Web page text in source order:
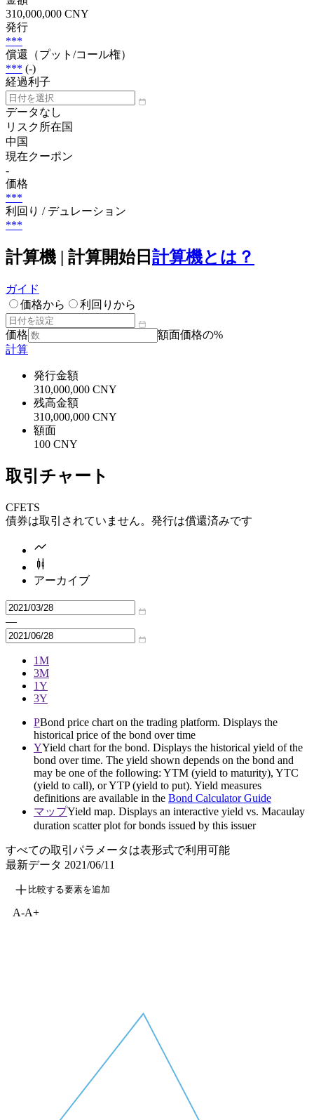
310,000,000 CNY
発行
***
償還（プット/コール権）
*** (-)
経過利子
データなし
リスク所在国
中国
現在クーポン
-
価格
***
利回り / デュレーション
***
計算機 | 計算開始日 計算機とは？
ガイド
価格から
利回りから
価格
額面価格の%
計算
発行金額
310,000,000 CNY
残高金額
310,000,000 CNY
額面
100 CNY
取引チャート
CFETS
債券は取引されていません。発行は償還済みです
アーカイブ
—
1M
3M
1Y
3Y
PBond price chart on the trading platform. Displays the
historical price of the bond over time
YYield chart for the bond. Displays the historical yield of the
bond over time. The yield shown depends on the bond and
may be one of the following: YTM (yield to maturity), YTC
(yield to call), or YTP (yield to put). Yield measures
definitions are available in the Bond Calculator Guide
マップYield map. Displays an interactive yield vs. Macaulay
duration scatter plot for bonds issued by this issuer
すべての取引パラメータは表形式で利用可能
最新データ 2021/06/11
比較する要素を追加